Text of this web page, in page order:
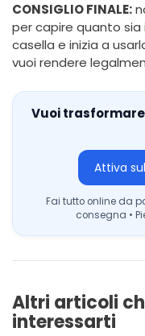
CONSIGLIO FINALE:
per capire quanto sia
casella e inizia a
vuoi rendere
Vuoi
Attiva
Fai tutto online da
consegna •
Altri articoli
interessarti